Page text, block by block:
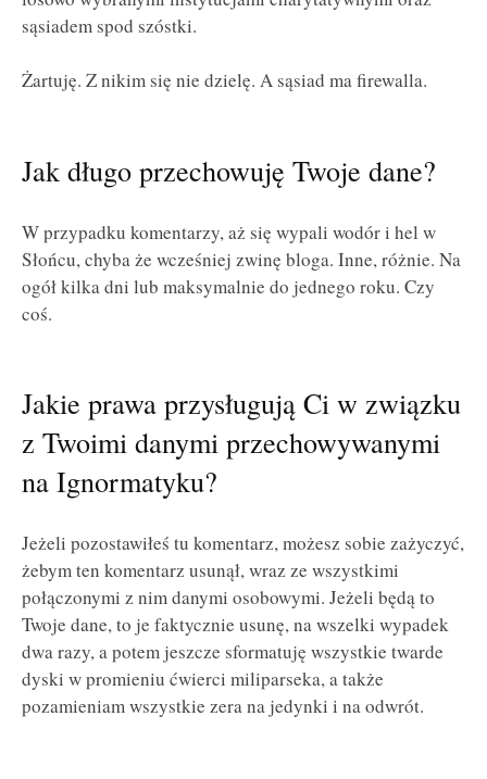
sąsiadem spod szóstki.
Żartuję. Z nikim się nie dzielę. A sąsiad ma firewalla.
Jak długo przechowuję Twoje dane?
W przypadku komentarzy, aż się wypali wodór i hel w
Słońcu, chyba że wcześniej zwinę bloga. Inne, różnie. Na
ogół kilka dni lub maksymalnie do jednego roku. Czy
coś.
Jakie prawa przysługują Ci w związku
z Twoimi danymi przechowywanymi
na Ignormatyku?
Jeżeli pozostawiłeś tu komentarz, możesz sobie zażyczyć,
żebym ten komentarz usunął, wraz ze wszystkimi
połączonymi z nim danymi osobowymi. Jeżeli będą to
Twoje dane, to je faktycznie usunę, na wszelki wypadek
dwa razy, a potem jeszcze sformatuję wszystkie twarde
dyski w promieniu ćwierci miliparseka, a także
pozamieniam wszystkie zera na jedynki i na odwrót.